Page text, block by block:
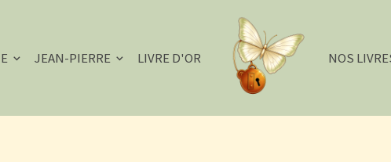
JEAN-PIERRE LIVRE D'OR NOS